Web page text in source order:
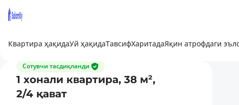
Квартира ҳақидаУй ҳақидаТавсифХаритадаЯқин атрофдаги
Сотувчи тасдиқланди
1 хонали квартира, 38 м²,
2/4 қават